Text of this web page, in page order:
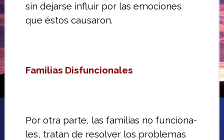
sin dejarse influir por las emociones
que éstos causaron.
Familias Disfuncionales
Por otra parte, las familias no funciona­
les, tratan de resolver los problemas